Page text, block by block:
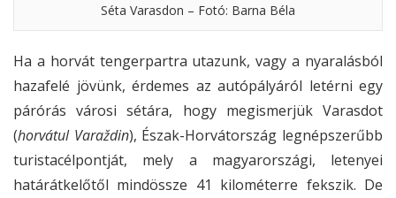
Séta Varasdon – Fotó: Barna Béla
Ha a horvát tengerpartra utazunk, vagy a nyaralásból
hazafelé jövünk, érdemes az autópályáról letérni egy
párórás városi sétára, hogy megismerjük Varasdot
(horvátul Varaždin), Észak-Horvátország legnépszerűbb
turistacélpontját, mely a magyarországi, letenyei
határátkelőtől mindössze 41 kilométerre fekszik. De